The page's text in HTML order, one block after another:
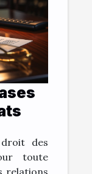
des
toute
relations